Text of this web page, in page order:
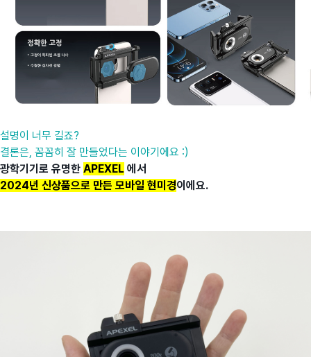
설명이 너무 길죠?
결론은, 꼼꼼히 잘 만들었다는 이야기에요 :)
광학기기로 유명한 APEXEL 에서
2024년 신상품으로 만든 모바일 현미경이에요.